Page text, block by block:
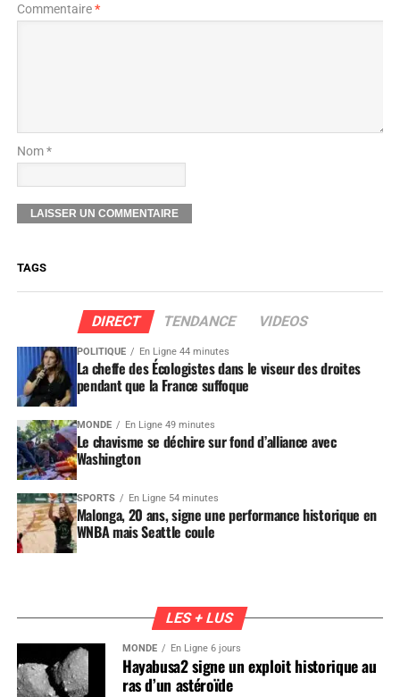
Commentaire*
Nom *
TAGS
DIRECT TENDANCE VIDEOS
POLITIQUE En Ligne 44 minutes
La cheffe des Écologistes dans le viseur des droites
pendant que la France suffoque
MONDE En Ligne 49 minutes
Le chavisme se déchire sur fond d’alliance avec
Washington
SPORTS En Ligne 54 minutes
Malonga, 20 ans, signe une performance historique en
WNBA mais Seattle coule
LES + LUS
MONDE En Ligne 6 jours
Hayabusa2 signe un exploit historique au
ras d’un astéroïde